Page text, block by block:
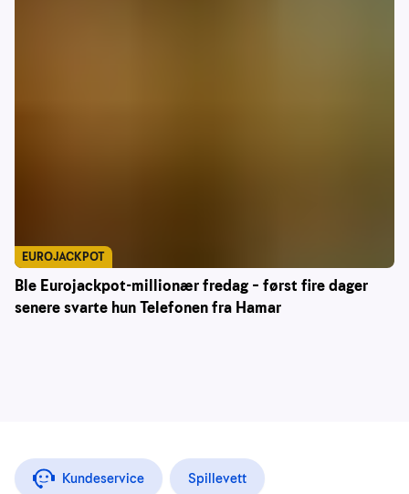
Ble Eurojackpot-millionær fredag – først fire dager
senere svarte hun Telefonen fra Hamar
EUROJACKPOT
Kundeservice Spillevett